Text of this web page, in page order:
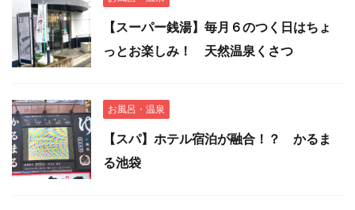
【スーパー銭湯】毎月６のつく日はちょ
っとお楽しみ！ 天然温泉くさつ
お風呂・温泉
【スパ】ホテル宿泊が融合！？ かるま
る池袋